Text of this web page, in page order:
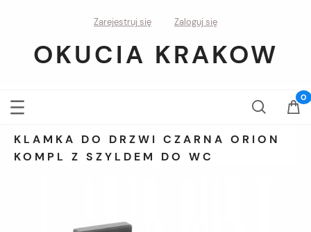
Zarejestruj się Zaloguj się
OKUCIA KRAKOW
KLAMKA DO DRZWI CZARNA ORION
KOMPL Z SZYLDEM DO WC